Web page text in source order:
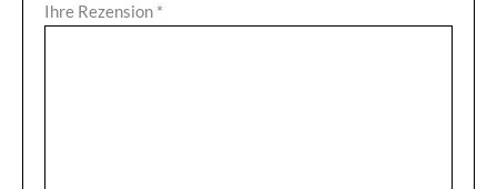
Ihre Rezension *